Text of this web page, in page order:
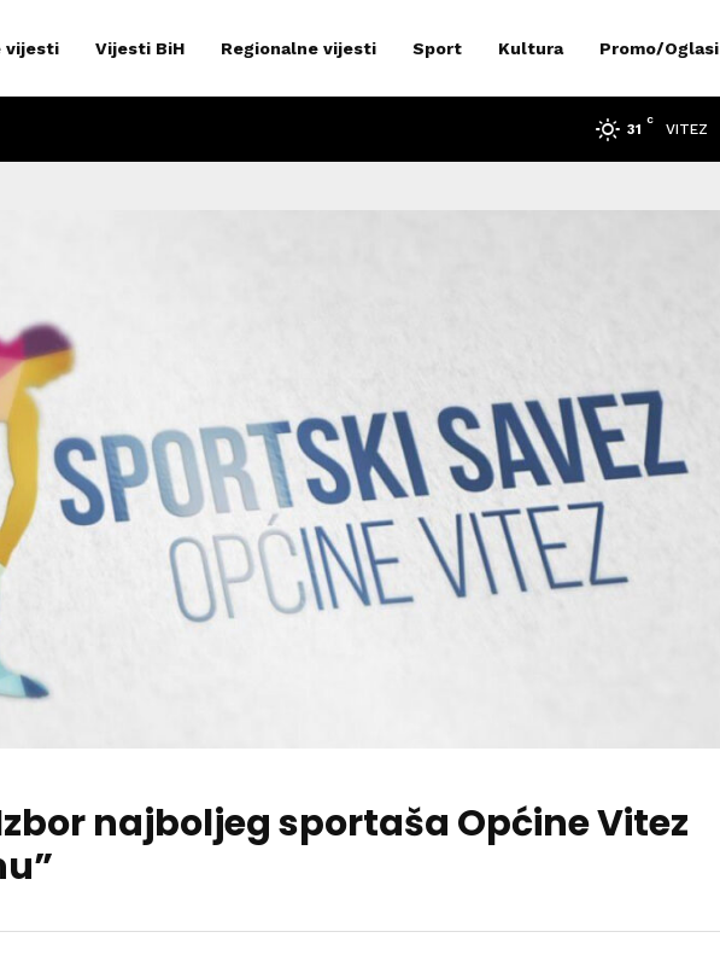
vijesti Vijesti BiH Regionalne vijesti Sport Kultura Promo/Oglasi
31
C
VITEZ
najboljeg sportaša Općine Vitez